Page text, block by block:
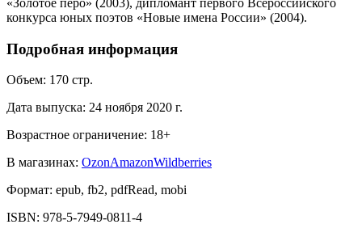
«Золотое перо» (2003), дипломант первого Всероссийского
конкурса юных поэтов «Новые имена России» (2004).
Подробная информация
Объем: 170 стр.
Дата выпуска: 24 ноября 2020 г.
Возрастное ограничение: 18+
В магазинах: OzonAmazonWildberries
Формат: epub, fb2, pdfRead, mobi
ISBN: 978-5-7949-0811-4